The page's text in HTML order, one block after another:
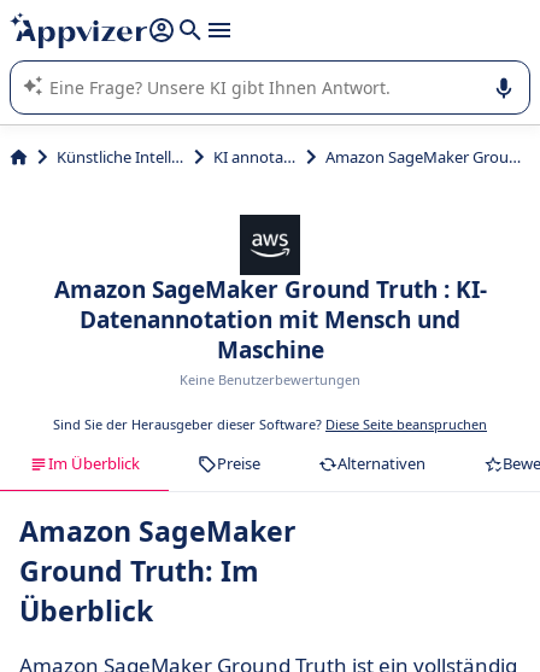
beantworten (mehrere Zeilen mit
Die KI von Appvizer führt Sie bei der Nutzung oder Auswahl
von SaaS-Software in Unternehmen.
Künstliche Intelligenz KI annotation Amazon SageMaker Ground Truth
Amazon SageMaker Ground Truth : KI-
Datenannotation mit Mensch und
Maschine
Keine Benutzerbewertungen
Sind Sie der Herausgeber dieser Software? Diese Seite beanspruchen
Im Überblick Preise Alternativen
Amazon SageMaker
Ground Truth: Im
Überblick
Amazon SageMaker Ground Truth ist ein vollständig